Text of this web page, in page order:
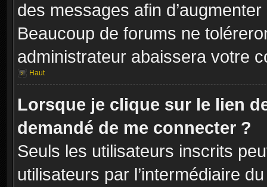
des messages afin
Beaucoup de forums ne
administrateur abaissera votre
Haut
Lorsque je clique sur le lien
demandé de me connecter ?
Seuls les utilisateurs inscrits
utilisateurs par l’intermédiaire